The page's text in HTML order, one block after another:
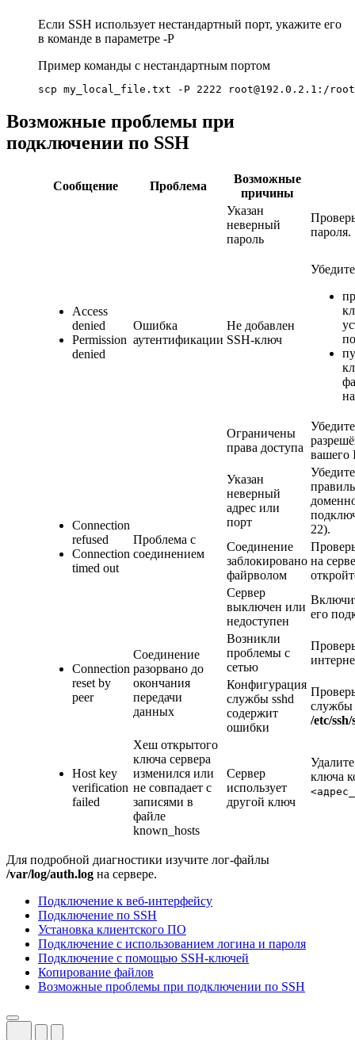
Если SSH использует нестандартный порт, укажите его
в команде в параметре -P
Пример команды с нестандартным портом
scp my_local_file.txt -P 2222 root@192.0.2.1:/
Возможные проблемы при
подключении по SSH
Сообщение Проблема
Возможные
причины
Access
denied
Permission
denied
Ошибка
аутентификации
Указан
неверный
пароль
пароля.
Не добавлен
SSH-ключ
Ограничены
права доступа
вашего
Connection
refused
Connection
timed out
Проблема с
соединением
Указан
неверный
адрес или
порт
22).
Соединение
заблокировано
файрволом
на
Сервер
выключен или
недоступен
его
Connection
reset by
peer
Соединение
разорвано до
окончания
передачи
данных
Возникли
проблемы с
сетью
Конфигурация
службы sshd
содержит
ошибки
службы
/etc/
Host key
verification
failed
Хеш открытого
ключа сервера
изменился или
не совпадает с
записями в
файле
known_hosts
Сервер
использует
другой ключ
ключа
Для подробной диагностики изучите лог-файлы
/var/log/auth.log на сервере.
Подключение к веб-интерфейсу
Подключение по SSH
Установка клиентского ПО
Подключение с использованием логина и пароля
Подключение с помощью SSH-ключей
Копирование файлов
Возможные проблемы при подключении по SSH